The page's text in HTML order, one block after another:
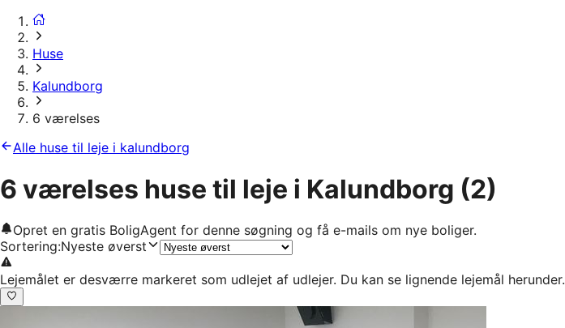
Huse
Kalundborg
6 værelses
Alle huse til leje i kalundborg
6 værelses huse til leje i Kalundborg (2)
Opret en gratis BoligAgent for denne søgning og få e-mails om nye boliger.
Sortering:Nyeste øverst
Lejemålet er desværre markeret som udlejet af udlejer. Du kan se lignende lejemål herunder.